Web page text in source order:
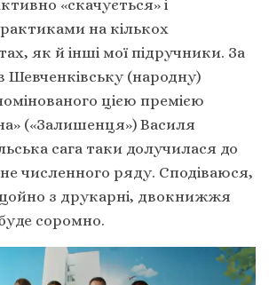
«скачується» і
на кількох
як й інші мої підручники. За
Шевченківську (народну)
цією премією
(«Залишенця») Василя
сага таки долучилася до
численного ряду. Сподіваюся,
з друкарні, двокнижжя
соромно.